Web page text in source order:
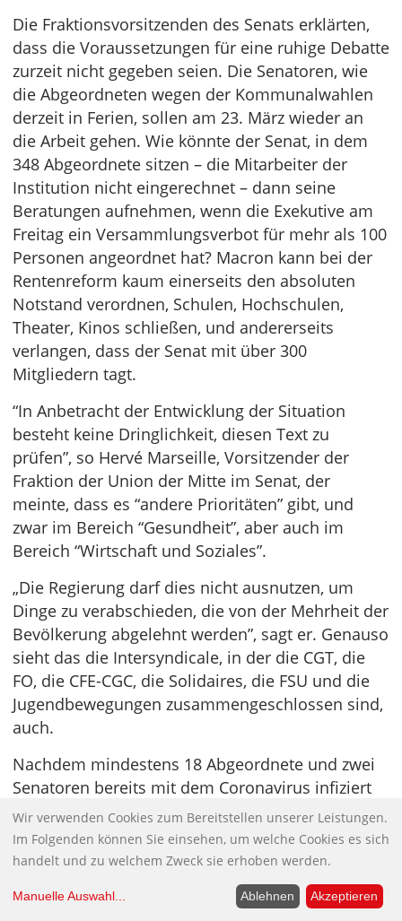
Die Fraktionsvorsitzenden des Senats erklärten,
dass die Voraussetzungen für eine ruhige Debatte
zurzeit nicht gegeben seien. Die Senatoren, wie
die Abgeordneten wegen der Kommunalwahlen
derzeit in Ferien, sollen am 23. März wieder an
die Arbeit gehen. Wie könnte der Senat, in dem
348 Abgeordnete sitzen – die Mitarbeiter der
Institution nicht eingerechnet – dann seine
Beratungen aufnehmen, wenn die Exekutive am
Freitag ein Versammlungsverbot für mehr als 100
Personen angeordnet hat? Macron kann bei der
Rentenreform kaum einerseits den absoluten
Notstand verordnen, Schulen, Hochschulen,
Theater, Kinos schließen, und andererseits
verlangen, dass der Senat mit über 300
Mitgliedern tagt.
“In Anbetracht der Entwicklung der Situation
besteht keine Dringlichkeit, diesen Text zu
prüfen”, so Hervé Marseille, Vorsitzender der
Fraktion der Union der Mitte im Senat, der
meinte, dass es “andere Prioritäten” gibt, und
zwar im Bereich “Gesundheit”, aber auch im
Bereich “Wirtschaft und Soziales”.
„Die Regierung darf dies nicht ausnutzen, um
Dinge zu verabschieden, die von der Mehrheit der
Bevölkerung abgelehnt werden”, sagt er. Genauso
sieht das die Intersyndicale, in der die CGT, die
FO, die CFE-CGC, die Solidaires, die FSU und die
Jugendbewegungen zusammengeschlossen sind,
auch.
Nachdem mindestens 18 Abgeordnete und zwei
Senatoren bereits mit dem Coronavirus infiziert
sind, Mitarbeiter nicht eingerechnet, kündigte
Macron am Montag an, dass die Rentenreform,
dieses symbolträchtige Projekt der fünfjährigen
Periode, im Zusammenhang mit einer akuten
Gesundheitskrise “ausgesetzt” wird. Wie immer
Wir verwenden Cookies zum Bereitstellen unserer Leistungen.
Im Folgenden können Sie einsehen, um welche Cookies es sich
handelt und zu welchem Zweck sie erhoben werden.
Manuelle Auswahl... Ablehnen Akzeptieren